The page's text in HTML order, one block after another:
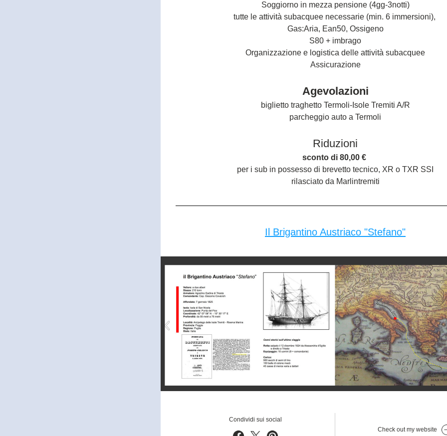
Soggiorno in mezza pensione (4gg-3notti)
tutte le attività subacquee necessarie (min. 6 immersioni),
Gas:Aria, Ean50, Ossigeno
S80 + imbrago
Organizzazione e logistica delle attività subacquee
Assicurazione
Agevolazioni
biglietto traghetto Termoli-Isole Tremiti A/R
parcheggio auto a Termoli
Riduzioni
sconto di 80,00 €
per i sub in possesso di brevetto tecnico, XR o TXR SSI
rilasciato da Marlintremiti
Il Brigantino Austriaco "Stefano"
Condividi sui social
Check out my website